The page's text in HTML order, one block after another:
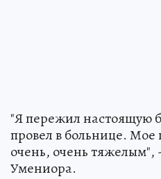
"Я пережил настоящую
провел в больнице.
очень, очень тяжелым",
Умениора.